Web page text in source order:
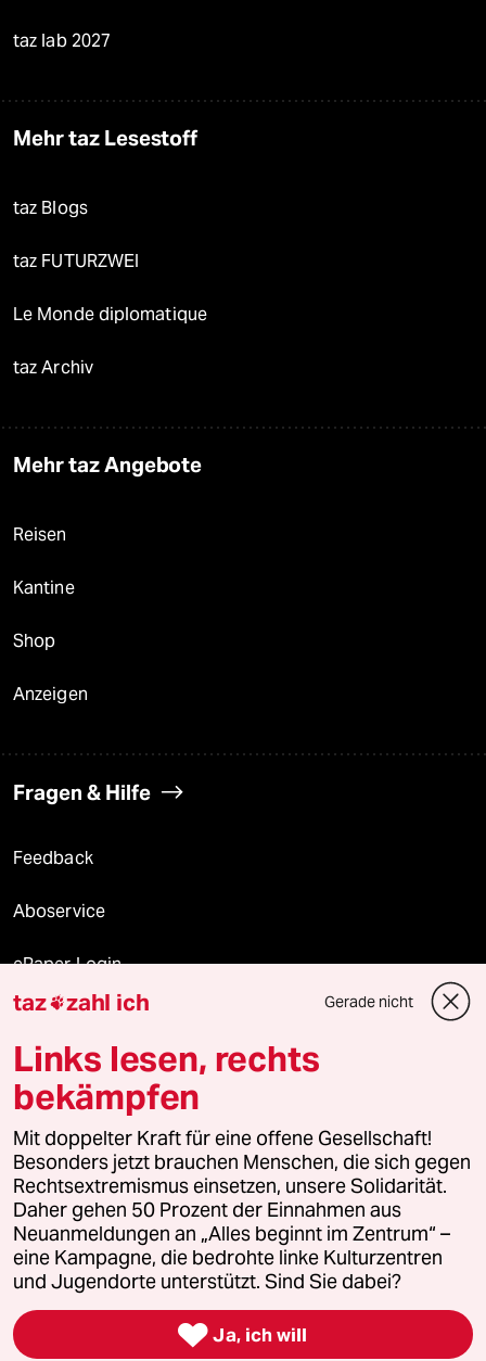
taz lab 2027
Mehr taz Lesestoff
taz Blogs
taz FUTURZWEI
Le Monde diplomatique
taz Archiv
Mehr taz Angebote
Reisen
Kantine
Shop
Anzeigen
Fragen & Hilfe
Feedback
Aboservice
ePaper Login
Downloads für Abonnierende
© 2026 taz Verlags und Vertriebs GmbH
Alle Rechte vorbehalten. Bei rechtlichen Fragen oder für Genehmigungen
wenden Sie sich bitte an lizenzen@taz.de
Feedback Redaktionsstatut Kommune-Richtlinien
Leitlinie Informant Datenschutz Impressum AGB
Seitenwende Einwilligungen widerrufen (Ads)
taz zahl ich Gerade nicht
Links lesen, rechts
bekämpfen
Mit doppelter Kraft für eine offene Gesellschaft!
Besonders jetzt brauchen Menschen, die sich gegen
Rechtsextremismus einsetzen, unsere Solidarität.
Daher gehen 50 Prozent der Einnahmen aus
Neuanmeldungen an „Alles beginnt im Zentrum“ –
eine Kampagne, die bedrohte linke Kulturzentren
und Jugendorte unterstützt. Sind Sie dabei?
 Ja, ich will